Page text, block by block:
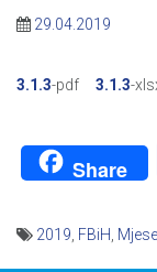
29.04.2019
3.1.3-pdf 3.1.3-
Share
2019 FBiH